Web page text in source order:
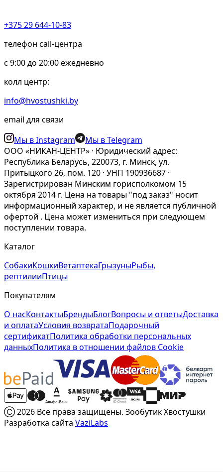
+375 29 644-10-83
телефон call-центра
c 9:00 до 20:00 ежедневно
колл центр:
info@hvostushki.by
email для связи
Мы в Instagram
Мы в Telegram
ООО «НИКАН-ЦЕНТР» · Юридический адрес:
Республика Беларусь, 220073, г. Минск, ул.
Притыцкого 26, пом. 120 · УНП 190936687 ·
Зарегистрирован Минским горисполкомом 15
октября 2014 г. Цена на товары "под заказ" носит
информационный характер, и не является публичной
офертой . Цена может измениться при следующем
поступлении товара.
Каталог
СобакиКошкиВетаптекаГрызуныРыбы,
рептилииПтицы
Покупателям
О насКонтактыБрендыБлогВопросы и ответыДоставка
и оплатаУсловия возвратаПодарочный
сертификатПолитика обработки персональных
данныхПолитика в отношении файлов Cookie
Ⓒ 2026 Все права защищены. Зообутик Хвостушки
Разработка сайта VaziLabs